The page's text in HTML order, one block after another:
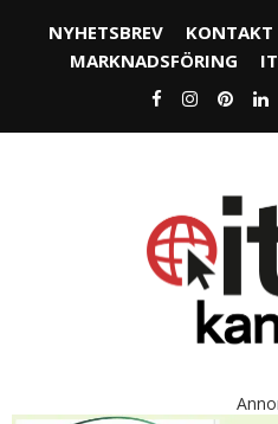
NYHETSBREV KONTAKT
MARKNADSFÖRING